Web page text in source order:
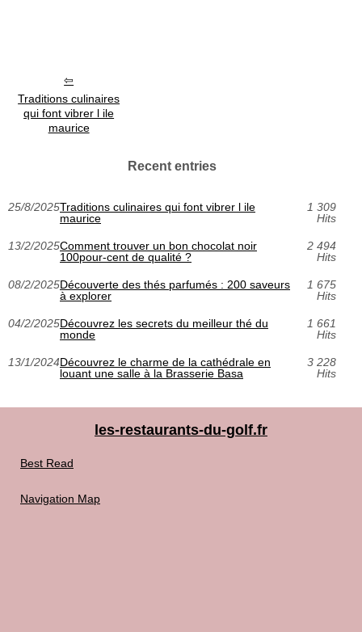
Traditions culinaires
qui font vibrer l ile
maurice
Recent entries
25/8/2025Traditions culinaires qui font vibrer l ile
maurice
1 309
Hits
13/2/2025Comment trouver un bon chocolat noir
100pour-cent de qualité ?
2 494
Hits
08/2/2025Découverte des thés parfumés : 200 saveurs
à explorer
1 675
Hits
04/2/2025Découvrez les secrets du meilleur thé du
monde
1 661
Hits
13/1/2024Découvrez le charme de la cathédrale en
louant une salle à la Brasserie Basa
3 228
Hits
les-restaurants-du-golf.fr
Best Read
Navigation Map